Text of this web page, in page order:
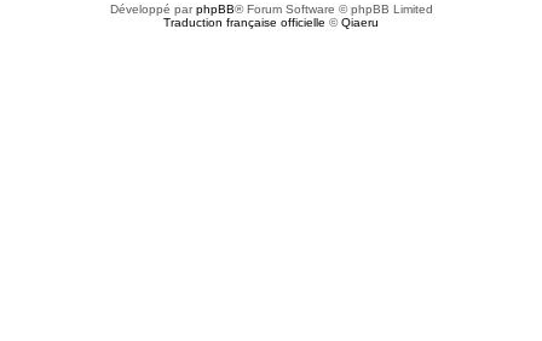
Développé parphpBB® Forum Software © phpBB Limited
Traduction française officielle ©Qiaeru